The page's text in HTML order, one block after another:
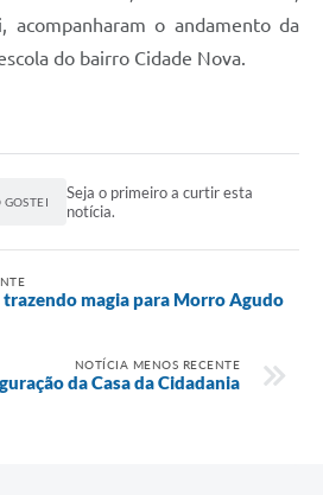
acompanharam o andamento da
do bairro Cidade Nova.
GOSTEI
Seja o primeiro a curtir esta
notícia.
trazendo magia para Morro Agudo
NOTÍCIA MENOS RECENTE
da Casa da Cidadania